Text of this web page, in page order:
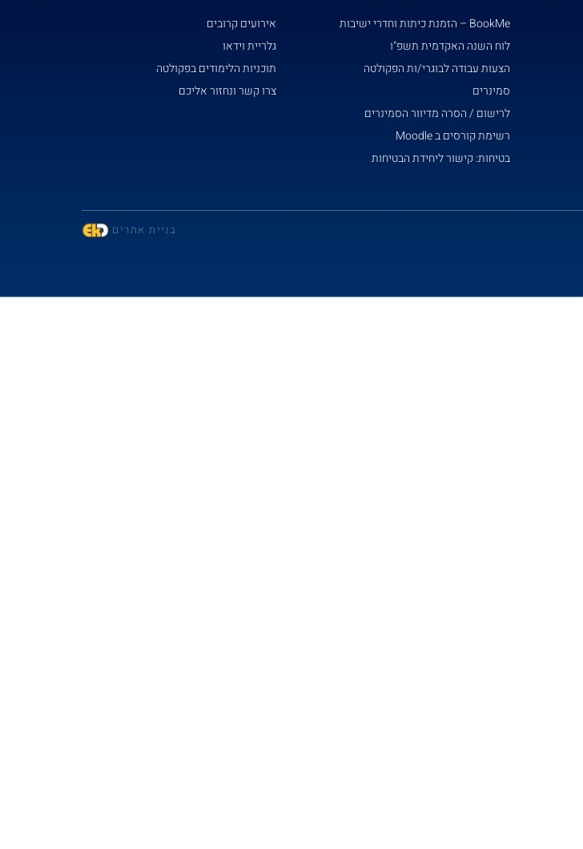
BookMe – הזמנת כיתות וחדרי ישיבות
לוח השנה האקדמית תשפ"ו
הצעות עבודה לבוגרי/ות הפקולטה
סמינרים
לרישום / הסרה מדיוור הסמינרים
רשימת קורסים ב Moodle
בטיחות: קישור ליחידת הבטיחות
אירועים קרובים
גלריית וידאו
תוכניות הלימודים בפקולטה
צרו קשר ונחזור אליכם
בניית אתרים